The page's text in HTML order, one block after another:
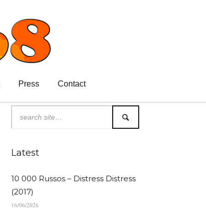
Press Contact
Latest
10 000 Russos – Distress Distress
(2017)
16/06/2026